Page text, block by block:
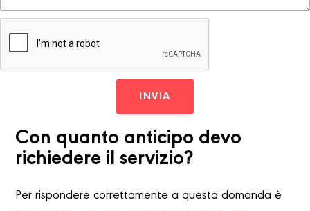
INVIA
Con quanto anticipo devo
richiedere il servizio?
Per rispondere correttamente a questa domanda è